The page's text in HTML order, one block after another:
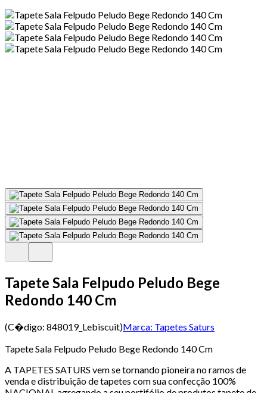
Tapete Sala Felpudo Peludo Bege
Redondo 140 Cm
(C�digo: 848019_Lebiscuit)Marca: Tapetes Saturs
Tapete Sala Felpudo Peludo Bege Redondo 140 Cm
A TAPETES SATURS vem se tornando pioneira no ramos de
venda e distribuição de tapetes com sua confecção 100%